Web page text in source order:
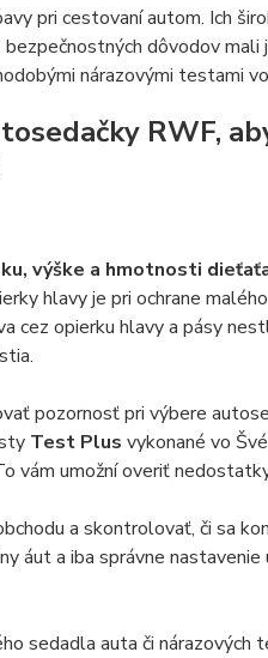
pri cestovaní autom. Ich
dôvodov mali
nárazovými testami
RWF,
výške a hmotnosti
hlavy je pri ochrane
cez opierku hlavy a pásy
pozornosť pri výbere
Test Plus vykonané vo
vám umožní overiť
a skontrolovať, či sa
áut a iba správne
sedadla auta či